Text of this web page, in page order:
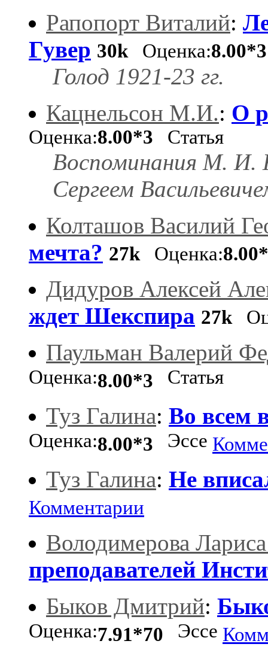
Рапопорт Виталий:
Гувер 30k Оценка:8.00*3
Голод 1921-23 гг.
Кацнельсон М.И.: О
Оценка:8.00*3 Статья
Воспоминания М. И.
Сергеем
Колташов Василий
мечта? 27k Оценка:
Дидуров Алексей
ждет Шекспира 27k
Паульман Валерий
Оценка:8.00*3
Статья
Туз Галина: Во всем
Оценка:8.00*3 Эссе
Туз Галина: Не
Комментарии
Володимерова
преподавателей
Быков Дмитрий:
Оценка:7.91*70 Эссе